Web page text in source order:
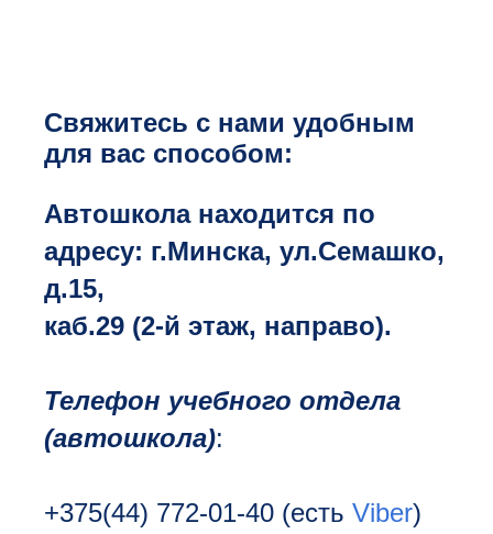
Свяжитесь с нами удобным
для вас способом:
Автошкола находится по
адресу: г.Минска, ул.Семашко,
д.15,
каб.29 (2-й этаж, направо).
Телефон учебного отдела
(автошкола):
+375(44) 772-01-40 (есть Viber)